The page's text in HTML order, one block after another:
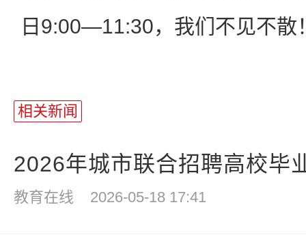
日9:00—11:30，我们不见不散
相关新闻
2026年城市联合招聘高校毕
教育在线 2026-05-18 17:41